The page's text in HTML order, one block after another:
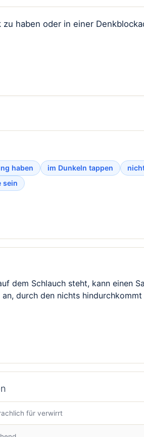
haben oder in einer
haben im Dunkeln tappen
sein
dem Schlauch steht, kann einen
durch den nichts
für verwirrt